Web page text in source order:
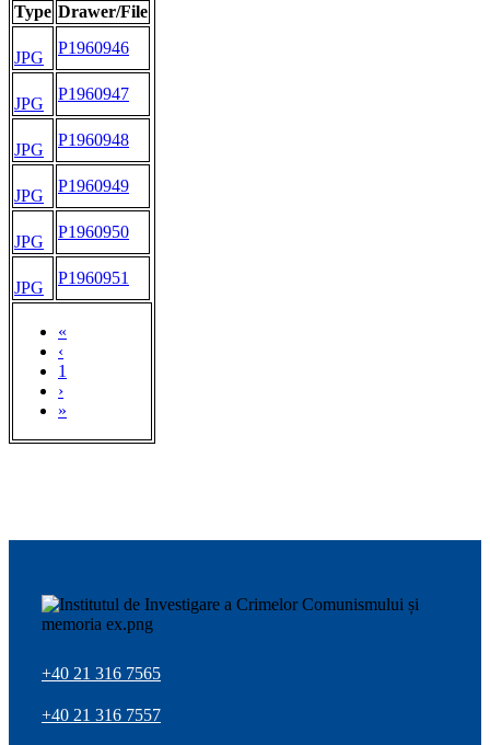
Type Drawer/File
«
‹
1
›
»
JPG
P1960946
JPG
P1960947
JPG
P1960948
JPG
P1960949
JPG
P1960950
JPG
P1960951
+40 21 316 7565
+40 21 316 7557